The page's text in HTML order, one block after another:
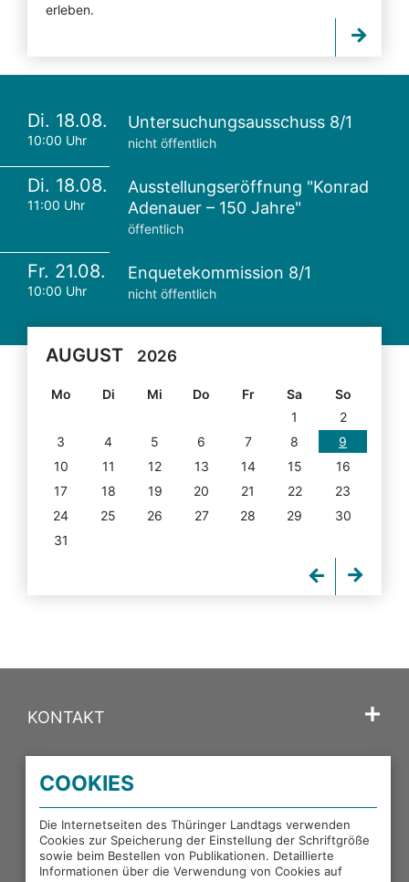
erleben.
Di. 18.08.
10:00 Uhr
Untersuchungsausschuss 8/1
nicht öffentlich
Di. 18.08.
11:00 Uhr
Ausstellungseröffnung "Konrad
Adenauer – 150 Jahre"
öffentlich
Fr. 21.08.
10:00 Uhr
Enquetekommission 8/1
nicht öffentlich
AUGUST 2026
Mo Di Mi Do Fr Sa
So
1
2
3
4 5 6 7 8
9
10
11 12 13 14 15
16
17
18 19 20 21 22
23
24
25 26 27 28 29
30
31
KONTAKT
PORTALE DES THÜRINGER LANDTAGS
EXTERNE LINKS
COOKIES
Die Internetseiten des Thüringer Landtags verwenden
Cookies zur Speicherung der Einstellung der Schriftgröße
sowie beim Bestellen von Publikationen. Detaillierte
Informationen über die Verwendung von Cookies auf